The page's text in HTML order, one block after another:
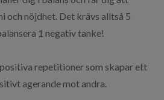
och nöjdhet. Det krävs alltså 5
1 negativ tanke!
repetitioner som skapar ett
agerande mot andra.